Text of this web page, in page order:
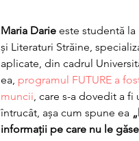
Maria Darie este studentă
și Literaturi Străine,
aplicate, din cadrul
ea, programul FUTURE a
muncii, care s-a dovedit a fi
întrucât, așa cum spune ea
informații pe care nu le